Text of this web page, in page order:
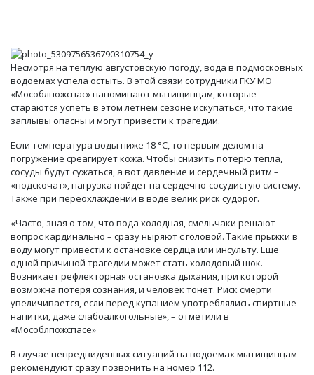
Несмотря на теплую августовскую погоду, вода в подмосковных
водоемах успела остыть. В этой связи сотрудники ГКУ МО
«Мособлпожспас» напоминают мытищинцам, которые
стараются успеть в этом летнем сезоне искупаться, что такие
заплывы опасны и могут привести к трагедии.
Если температура воды ниже 18 °C, то первым делом на
погружение среагирует кожа. Чтобы снизить потерю тепла,
сосуды будут сужаться, а вот давление и сердечный ритм –
«подскочат», нагрузка пойдет на сердечно-сосудистую систему.
Также при переохлаждении в воде велик риск судорог.
«Часто, зная о том, что вода холодная, смельчаки решают
вопрос кардинально – сразу ныряют с головой. Такие прыжки в
воду могут привести к остановке сердца или инсульту. Еще
одной причиной трагедии может стать холодовый шок.
Возникает рефлекторная остановка дыхания, при которой
возможна потеря сознания, и человек тонет. Риск смерти
увеличивается, если перед купанием употреблялись спиртные
напитки, даже слабоалкогольные», – отметили в
«Мособлпожспасе»
В случае непредвиденных ситуаций на водоемах мытищинцам
рекомендуют сразу позвонить на номер 112.